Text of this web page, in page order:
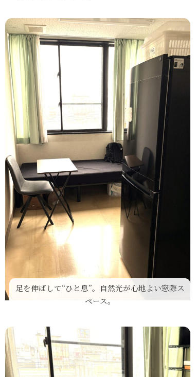
足を伸ばして“ひと息”。自然光が心地よい窓際ス
ペース。